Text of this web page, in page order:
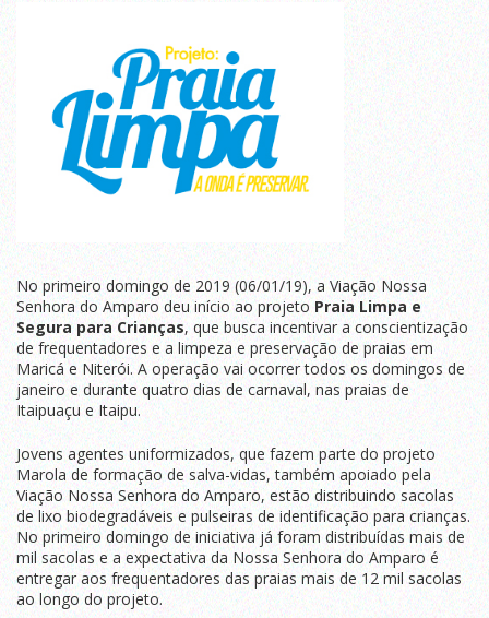
Amparo
lança
projeto
Praia
Limpa
e
Segura
Crianças
durante
o
verão
No primeiro domingo de 2019 (06/01/19), a Viação Nossa
Senhora do Amparo deu início ao projetoPraia Limpa e
Segura para Crianças, que busca incentivar a conscientização
de frequentadores e a limpeza e preservação de praias em
Maricá e Niterói. A operação vai ocorrer todos os domingos de
janeiro e durante quatro dias de carnaval, nas praias de
Itaipuaçu e Itaipu.
Jovens agentes uniformizados, que fazem parte do projeto
Marola de formação de salva-vidas, também apoiado pela
Viação Nossa Senhora do Amparo, estão distribuindo sacolas
de lixo biodegradáveis e pulseiras de identificação para crianças.
No primeiro domingo de iniciativa já foram distribuídas mais de
mil sacolas e a expectativa da Nossa Senhora do Amparo é
entregar aos frequentadores das praias mais de 12 mil sacolas
ao longo do projeto.